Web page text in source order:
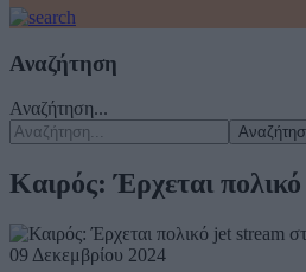
Αναζήτηση
Αναζήτηση...
Καιρός: Έρχεται
09 Δεκεμβρίου 2024